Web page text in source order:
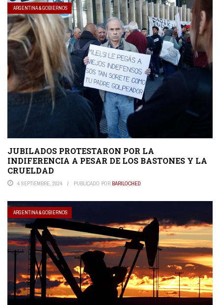
ARGENTINA & GOBIERNOS
JUBILADOS PROTESTARON POR LA
INDIFERENCIA A PESAR DE LOS BASTONES Y LA
CRUELDAD
4 SEPTIEMBRE, 2024 PUBLICADO POR BARILOCHED
ARGENTINA & GOBIERNOS